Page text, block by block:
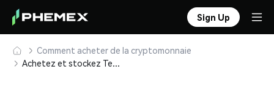
Sign Up
Comment acheter de la cryptomonnaie
Achetez et stockez Ternio (TERN) en toute sécurité